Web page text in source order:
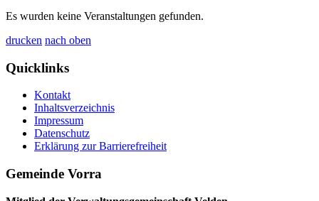
Es wurden keine Veranstaltungen gefunden.
drucken nach oben
Quicklinks
Kontakt
Inhaltsverzeichnis
Impressum
Datenschutz
Erklärung zur Barrierefreiheit
Gemeinde Vorra